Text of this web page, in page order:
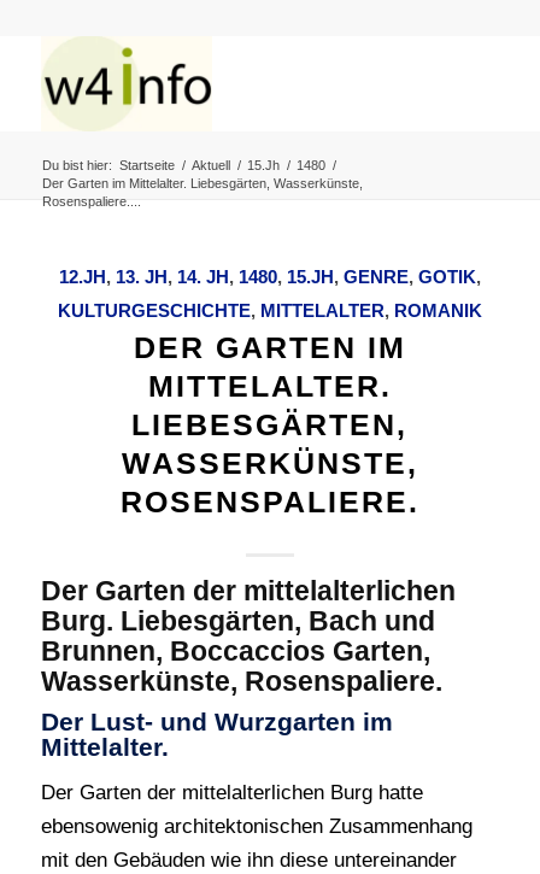
Du bist hier: Startseite / Aktuell / 15.Jh / 1480 /
Der Garten im Mittelalter. Liebesgärten, Wasserkünste,
Rosenspaliere....
12.JH, 13. JH, 14. JH, 1480, 15.JH, GENRE, GOTIK,
KULTURGESCHICHTE, MITTELALTER, ROMANIK
DER GARTEN IM
MITTELALTER.
LIEBESGÄRTEN,
WASSERKÜNSTE,
ROSENSPALIERE.
Der Garten der mittelalterlichen
Burg. Liebesgärten, Bach und
Brunnen, Boccaccios Garten,
Wasserkünste, Rosenspaliere.
Der Lust- und Wurzgarten im
Mittelalter.
Der Garten der mittelalterlichen Burg hatte
ebensowenig architektonischen Zusammenhang
mit den Gebäuden wie ihn diese untereinander